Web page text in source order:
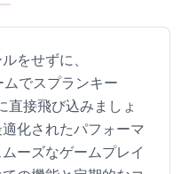
をせずに、
でスプランキー
接飛び込みましょ
化されたパフォーマ
ーズなゲームプレイ